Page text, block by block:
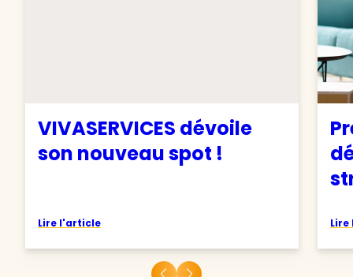
VIVASERVICES dévoile
son nouveau spot !
Lire l'article